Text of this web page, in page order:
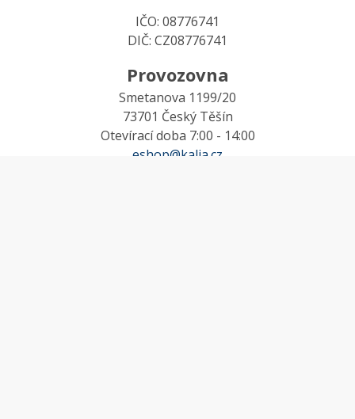
IČO: 08776741
DIČ: CZ08776741
Provozovna
Smetanova 1199/20
73701 Český Těšín
Otevírací doba 7:00 - 14:00
eshop@kalia.cz